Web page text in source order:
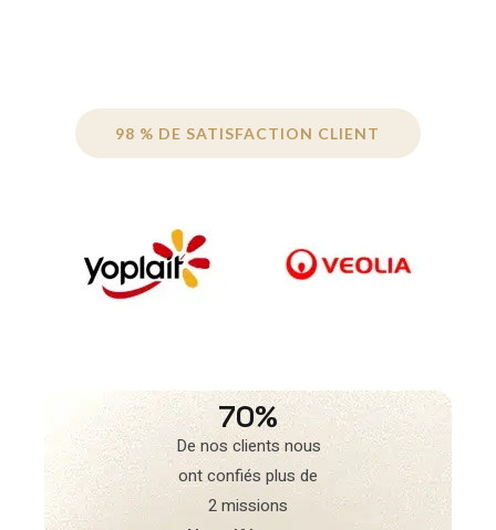
98 % DE SATISFACTION CLIENT
70%
De nos clients nous
ont confiés plus de
2 missions